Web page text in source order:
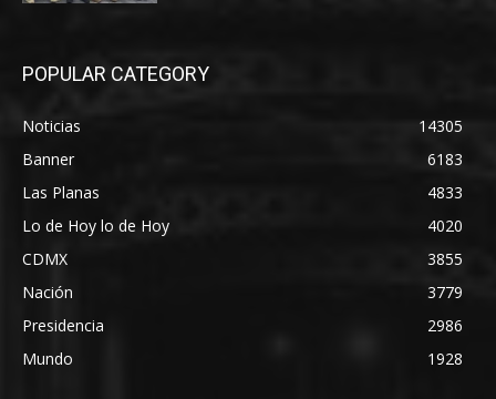
POPULAR CATEGORY
Noticias
14305
Banner
6183
Las Planas
4833
Lo de Hoy lo de Hoy
4020
CDMX
3855
Nación
3779
Presidencia
2986
Mundo
1928